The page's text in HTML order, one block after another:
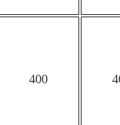
400